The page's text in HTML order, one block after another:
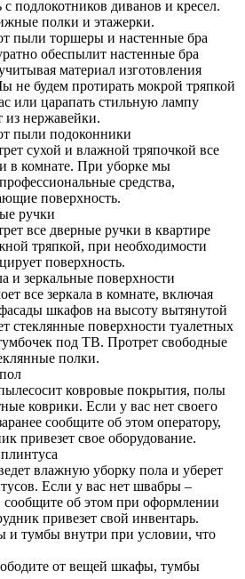
подлокотников диванов и кресел.
полки и этажерки.
пыли торшеры и настенные бра
обеспылит настенные бра
материал изготовления
не будем протирать мокрой тряпкой
или царапать стильную лампу
из нержавейки.
пыли подоконники
сухой и влажной тряпочкой все
в комнате. При уборке мы
средства,
поверхность.
ручки
все дверные ручки в квартире
тряпкой, при необходимости
поверхность.
и зеркальные поверхности
все зеркала в комнате, включая
шкафов на высоту вытянутой
стеклянные поверхности туалетных
под ТВ. Протрет свободные
полки.
ковровые покрытия, полы
коврики. Если у вас нет своего
сообщите об этом оператору,
привезет свое оборудование.
влажную уборку пола и уберет
Если у вас нет швабры –
сообщите об этом при оформлении
привезет свой инвентарь.
тумбы внутри при условии, что
от вещей шкафы, тумбы